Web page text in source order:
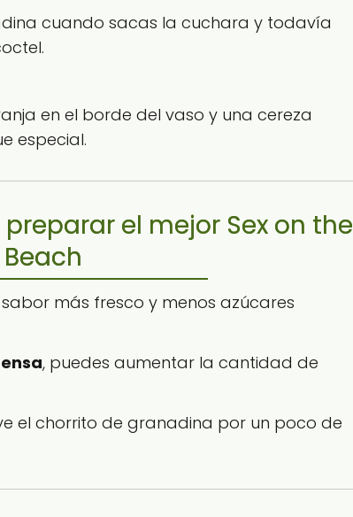
cuando sacas la cuchara y todavía
en el borde del vaso y una cereza
especial.
el mejor Sex on the
Beach
más fresco y menos azúcares
, puedes aumentar la cantidad de
el chorrito de granadina por un poco de